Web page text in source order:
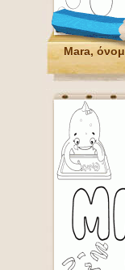
Mara,